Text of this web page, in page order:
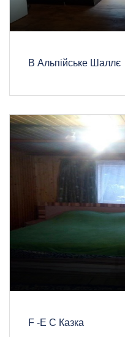
B Альпійське Шаллє
F -E C Казка